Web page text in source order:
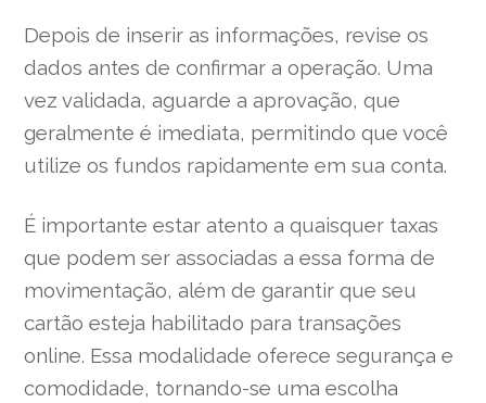
Depois de inserir as informações, revise os
dados antes de confirmar a operação. Uma
vez validada, aguarde a aprovação, que
geralmente é imediata, permitindo que você
utilize os fundos rapidamente em sua conta.
É importante estar atento a quaisquer taxas
que podem ser associadas a essa forma de
movimentação, além de garantir que seu
cartão esteja habilitado para transações
online. Essa modalidade oferece segurança e
comodidade, tornando-se uma escolha